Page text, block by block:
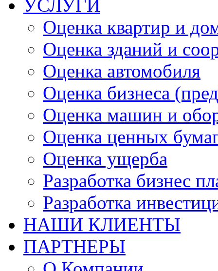
УСЛУГИ
Оценка квартир и
Оценка зданий и
Оценка автомобиля
Оценка бизнеса
Оценка машин и
Оценка ценных
Оценка ущерба
Разработка бизнес
Разработка
НАШИ КЛИЕНТЫ
ПАРТНЕРЫ